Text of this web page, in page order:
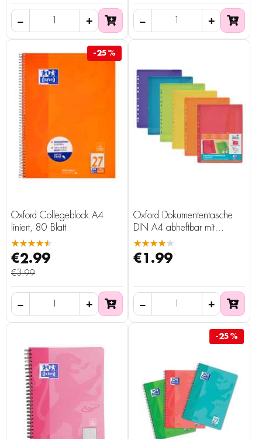
Oxford Collegeblock A4
liniert, 80 Blatt
★★★★★
€2.99
€3.99
-25%
Oxford Dokumententasche
DIN A4 abheftbar mit
Lochrand
★★★★★
€1.99
-25%